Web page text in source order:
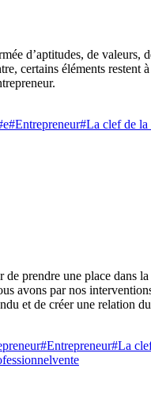
d’aptitudes, de valeurs,
certains éléments
#Entrepreneur#La clef de la
prendre une place dans
avons par nos
et de créer une relation
#Entrepreneur#La
vente